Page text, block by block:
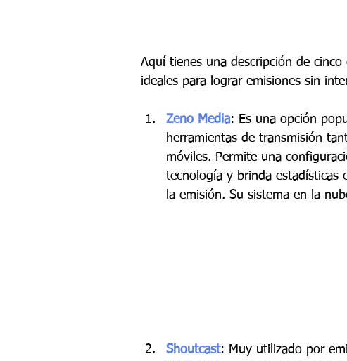
Aquí tienes una descripción de
ideales para lograr emisiones sin
Zeno Media: Es una opción
herramientas de transmisión
móviles. Permite una
tecnología y brinda estadísticas
la emisión. Su sistema en la
Shoutcast: Muy utilizado por